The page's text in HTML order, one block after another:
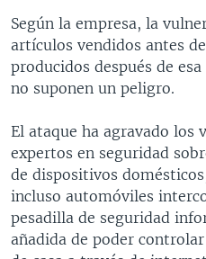
Según la empresa, la
artículos vendidos antes
producidos después de
no suponen un peligro.
El ataque ha agravado los
expertos en seguridad
de dispositivos
incluso automóviles
pesadilla de seguridad
añadida de poder